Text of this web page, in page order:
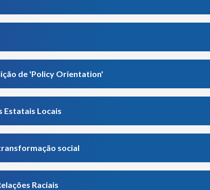
de 'Policy Orientation'
Estatais Locais
social
Raciais